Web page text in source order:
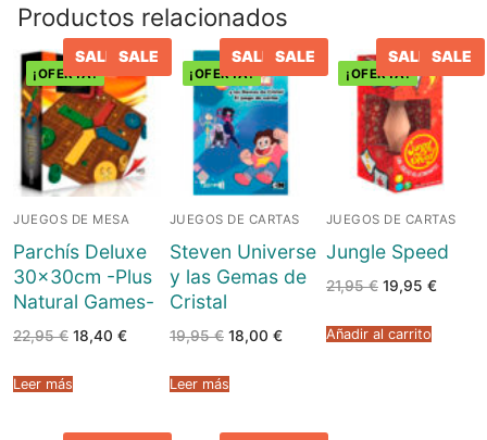
Productos relacionados
¡OFERTA!
JUEGOS DE MESA
SALE SALE
Parchís Deluxe
30x30cm -Plus
Natural Games-
22,95€ El
precio
era:
22,95 €.
18,40 €El
18,40 €.
Leer más
¡OFERTA!
JUEGOS DE CARTAS
SALE SALE
Steven Universe
y las Gemas de
Cristal
19,95€ El
precio
era:
19,95 €.
18,00 €El
Leer más
¡OFERTA!
JUEGOS DE CARTAS
SALE SALE
Jungle Speed
21,95€ El
precio
era:
21,95 €.
19,95 €El
Añadir al carrito